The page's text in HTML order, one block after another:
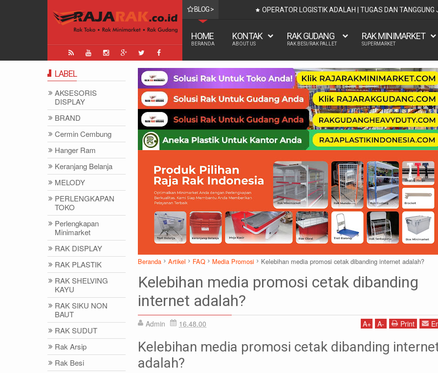
BLOG >
Setelah Proses Pengadaan Logistik adalah OPERATOR LOGISTIK ADALAH | TUGAS DAN TANGGUNG
HOME
BERANDA
KONTAK
ABOUT US
RAK GUDANG
RAK BESI/RAK PALLET
RAK MINIMARKET
SUPERMARKET
Beranda Artikel FAQ Media Promosi Kelebihan media promosi cetak dibanding internet adalah?
Kelebihan media promosi cetak dibanding
internet adalah?
Admin 16.48.00 A+ A- Print
Kelebihan media promosi cetak dibanding
adalah?
DIDIN - (021)87786434
0812-8855-1012(WA)
didin@rajarak.co.id
IDRIS - (021)87786435
0812-9678-6785 (WA)
idris@rajarak.co.id
DIDIN - (021)87786434
0812-8855-1012(WA)
didin@rajarak.co.id
LABEL
AKSESORIS
DISPLAY
BRAND
Cermin Cembung
Hanger Ram
Keranjang Belanja
MELODY
PERLENGKAPAN
TOKO
Perlengkapan
Minimarket
RAK DISPLAY
RAK PLASTIK
RAK SHELVING
KAYU
RAK SIKU NON
BAUT
RAK SUDUT
Rak Arsip
Rak Besi